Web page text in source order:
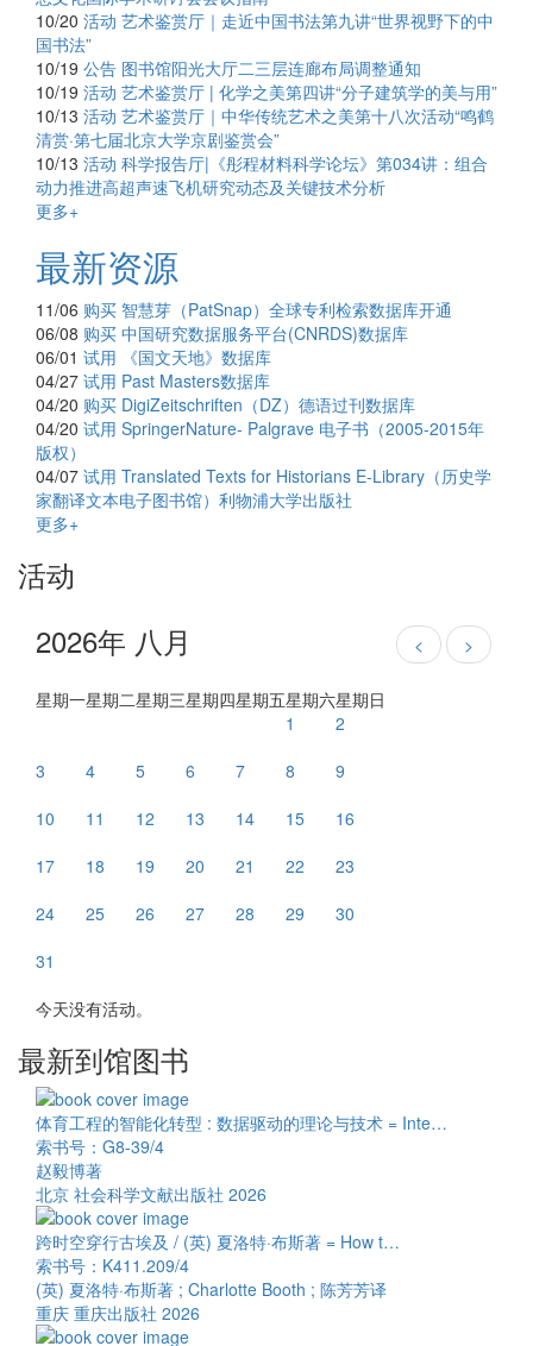
10/20 活动 艺术鉴赏厅｜走近中国书法第九讲“世界视野下的中
国书法”
10/19 公告 图书馆阳光大厅二三层连廊布局调整通知
10/19 活动 艺术鉴赏厅 | 化学之美第四讲“分子建筑学的美与用”
10/13 活动 艺术鉴赏厅｜中华传统艺术之美第十八次活动“鸣鹤
清赏·第七届北京大学京剧鉴赏会”
10/13 活动 科学报告厅|《彤程材料科学论坛》第034讲：组合
动力推进高超声速飞机研究动态及关键技术分析
更多+
最新资源
11/06 购买 智慧芽（PatSnap）全球专利检索数据库开通
06/08 购买 中国研究数据服务平台(CNRDS)数据库
06/01 试用
《国文天地》数据库
04/27 试用 Past Masters数据库
04/20 购买 DigiZeitschriften（DZ）德语过刊数据库
04/20 试用 SpringerNature- Palgrave 电子书（2005-2015年
版权）
04/07 试用 Translated Texts for Historians E-Library（历史学
家翻译文本电子图书馆）利物浦大学出版社
更多+
活动
2026年 八月
< >
星期一星期二星期三星期四星期五星期六星期日
1
2
3
4 5 6 7 8
9
10
11 12 13 14 15
16
17
18 19 20 21 22
23
24
25 26 27 28 29
30
31
今天没有活动。
最新到馆图书
体育工程的智能化转型 : 数据驱动的理论与技术 = Inte…
索书号：G8-39/4
赵毅博著
北京 社会科学文献出版社 2026
跨时空穿行古埃及 / (英) 夏洛特·布斯著 = How t…
索书号：K411.209/4
(英) 夏洛特·布斯著 ; Charlotte Booth ; 陈芳芳译
重庆 重庆出版社 2026